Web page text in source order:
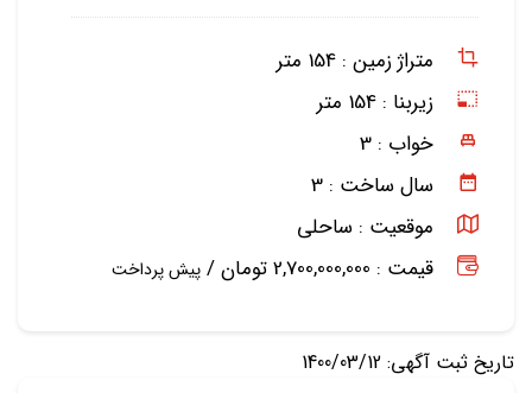
متراژ زمین : 154 متر
زیربنا : 154 متر
خواب : 3
سال ساخت : 3
موقعیت : ساحلی
قیمت : 2,700,000,000 تومان /
پیش پرداخت
تاریخ ثبت آگهی: 1400/03/12